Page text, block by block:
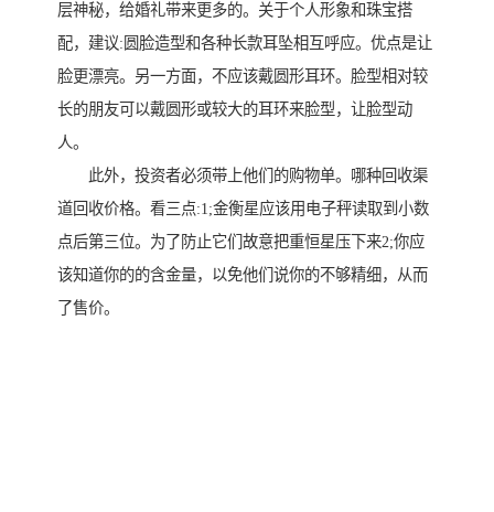
层神秘，给婚礼带来更多的。关于个人形象和珠宝搭
配，建议:圆脸造型和各种长款耳坠相互呼应。优点是让
脸更漂亮。另一方面，不应该戴圆形耳环。脸型相对较
长的朋友可以戴圆形或较大的耳环来脸型，让脸型动
人。
此外，投资者必须带上他们的购物单。哪种回收渠
道回收价格。看三点:1;金衡星应该用电子秤读取到小数
点后第三位。为了防止它们故意把重恒星压下来2;你应
该知道你的的含金量，以免他们说你的不够精细，从而
了售价。